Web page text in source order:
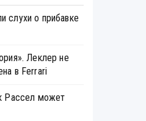
слухи о прибавке
Леклер не
в Ferrari
Рассел может